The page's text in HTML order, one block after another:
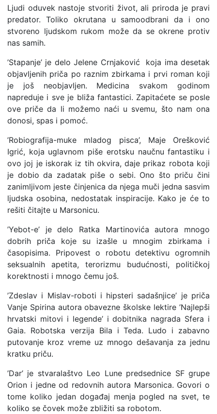
Ljudi oduvek nastoje stvoriti život, ali priroda je pravi
predator. Toliko okrutana u samoodbrani da i ono
stvoreno ljudskom rukom može da se okrene protiv
nas samih.
’Stapanje’ je delo Jelene Crnjaković koja ima desetak
objavljenih priča po raznim zbirkama i prvi roman koji
je još neobjavljen. Medicina svakom godinom
napreduje i sve je bliža fantastici. Zapitaćete se posle
ove priče da li možemo naći u svemu, što nam ona
donosi, spas i pomoć.
’Robiografija-muke mladog pisca’, Maje Orešković
Igrić, koja uglavnom piše erotsku naučnu fantastiku i
ovo joj je iskorak iz tih okvira, daje prikaz robota koji
je dobio da zadatak piše o sebi. Ono što priču čini
zanimljivom jeste činjenica da njega muči jedna sasvim
ljudska osobina, nedostatak inspiracije. Kako je će to
rešiti čitajte u Marsonicu.
’Yebot-e’ je delo Ratka Martinovića autora mnogo
dobrih priča koje su izašle u mnogim zbirkama i
časopisima. Pripovest o robotu detektivu ogromnih
seksualnih apetita, terorizmu budućnosti, političkoj
korektnosti i mnogo čemu još.
’Zdeslav i Mislav-roboti i hipsteri sadašnjice’ je priča
Vanje Spirina autora obavezne školske lektire ’Najlepši
hrvatski mitovi i legende’ i dobitnika nagrada Sfera i
Gaia. Robotska verzija Bila i Teda. Ludo i zabavno
putovanje kroz vreme uz mnogo dešavanja za jednu
kratku priču.
’Dar’ je stvaralaštvo Leo Lune predsednice SF grupe
Orion i jedne od redovnih autora Marsonica. Govori o
tome koliko jedan događaj menja pogled na svet, te
koliko se čovek može zbližiti sa robotom.